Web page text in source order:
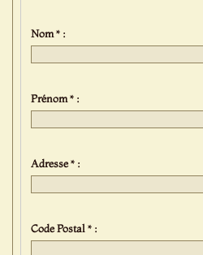
Nom * :
Prénom * :
Adresse * :
Code Postal * :